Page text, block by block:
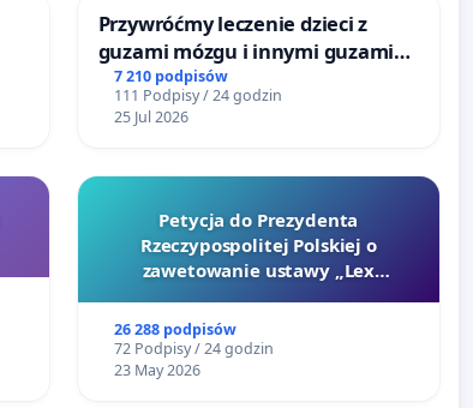
Przywróćmy leczenie dzieci z
guzami mózgu i innymi guzami
litymi do Górnośląskiego
Centrum Zdrowia Dziecka w
Katowicach
7 210 podpisów
111 Podpisy / 24 godzin
25 Jul 2026
Petycja do Prezydenta
Rzeczypospolitej Polskiej o
zawetowanie ustawy „Lex
26 288 podpisów
72 Podpisy / 24 godzin
23 May 2026